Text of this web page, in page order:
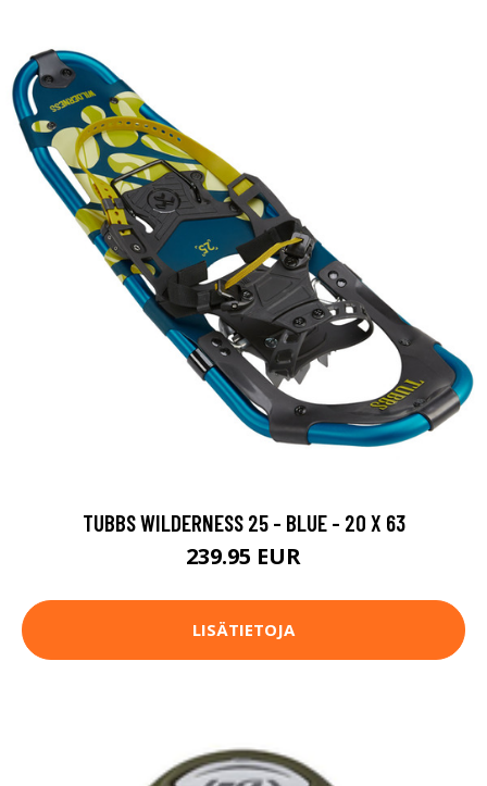
TUBBS WILDERNESS 25 - BLUE - 20 X 63
239.95 EUR
LISÄTIETOJA